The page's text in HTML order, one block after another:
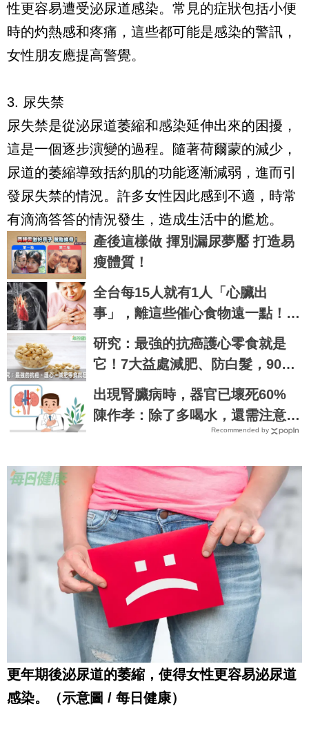
性更容易遭受泌尿道感染。常見的症狀包括小便
時的灼熱感和疼痛，這些都可能是感染的警訊，
女性朋友應提高警覺。
3. 尿失禁
尿失禁是從泌尿道萎縮和感染延伸出來的困擾，
這是一個逐步演變的過程。隨著荷爾蒙的減少，
尿道的萎縮導致括約肌的功能逐漸減弱，進而引
發尿失禁的情況。許多女性因此感到不適，時常
有滴滴答答的情況發生，造成生活中的尷尬。
產後這樣做 揮別漏尿夢靨 打造易
瘦體質！
全台每15人就有1人「心臟出
事」，離這些催心食物遠一點！一
秒學會「護心大法」｜每日健康 H
ealth
研究：最強的抗癌護心零食就是
它！7大益處減肥、防白髮，90%
的人都不知道｜每日健康 Health
出現腎臟病時，器官已壞死60%
陳作孝：除了多喝水，還需注意這
些事｜每日健康 HealthRecommended by
更年期後泌尿道的萎縮 ，使得女性更容易泌尿道
感染。（示意圖 / 每日健康）